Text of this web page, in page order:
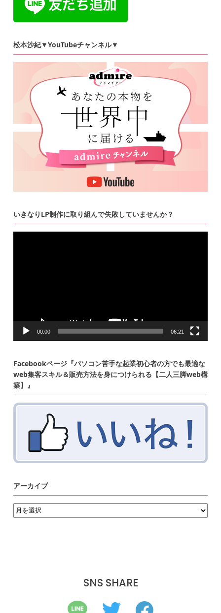
松本沙紀▼YouTubeチャンネル▼
いきなりLP制作に取り組んで失敗していませんか？
動
00:00 06:21
Facebookページ『パソコン苦手な起業初心者の方でも最適な
web集客スキル＆販売方法を身につけられる【二人三脚web構
築】』
アーカイブ
ア
ー
カ
SNS SHARE